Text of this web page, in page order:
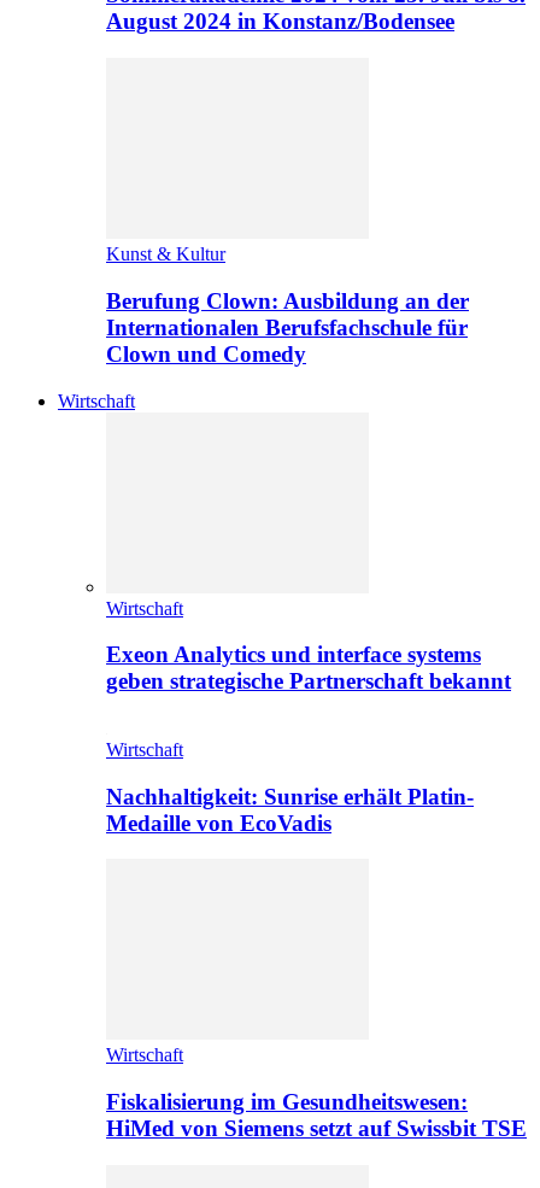
August 2024 in Konstanz/Bodensee
Kunst & Kultur
Berufung Clown: Ausbildung an der
Internationalen Berufsfachschule für
Clown und Comedy
Wirtschaft
Wirtschaft
Exeon Analytics und interface systems
geben strategische Partnerschaft bekannt
Wirtschaft
Nachhaltigkeit: Sunrise erhält Platin-
Medaille von EcoVadis
Wirtschaft
Fiskalisierung im Gesundheitswesen:
HiMed von Siemens setzt auf Swissbit TSE